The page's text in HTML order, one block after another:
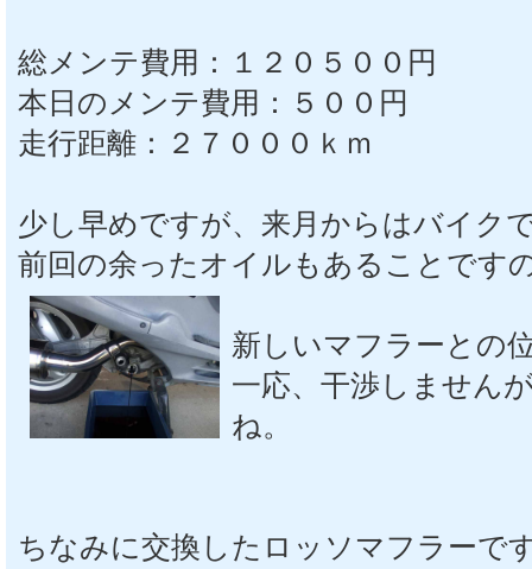
総メンテ費用：１２０５００円
本日のメンテ費用：５００円
走行距離：２７０００ｋｍ
少し早めですが、来月からはバイク
前回の余ったオイルもあることです
新しいマフラーとの
一応、干渉しません
ね。
ちなみに交換したロッソマフラーで